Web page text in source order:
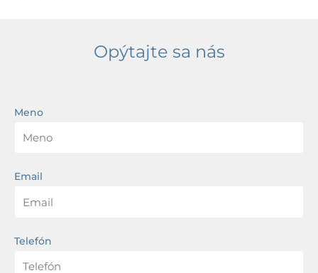
Opýtajte sa nás
Meno
Email
Telefón